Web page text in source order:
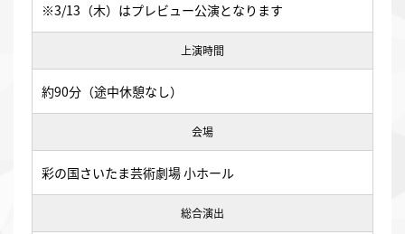
※3/13（木）はプレビュー公演となります
上演時間
約90分（途中休憩なし）
会場
彩の国さいたま芸術劇場 小ホール
総合演出